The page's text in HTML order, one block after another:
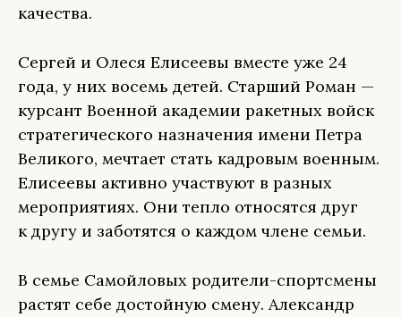
качества.
Сергей и Олеся Елисеевы вместе уже 24
года, у них восемь детей. Старший Роман —
курсант Военной академии ракетных войск
стратегического назначения имени Петра
Великого, мечтает стать кадровым военным.
Елисеевы активно участвуют в разных
мероприятиях. Они тепло относятся друг
к другу и заботятся о каждом члене семьи.
В семье Самойловых родители-спортсмены
растят себе достойную смену. Александр